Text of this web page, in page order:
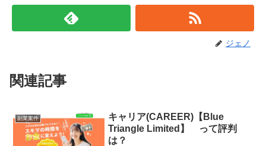
ジェノ
関連記事
副業案件
キャリア(CAREER)【Blue
Triangle Limited】 って評判
は？